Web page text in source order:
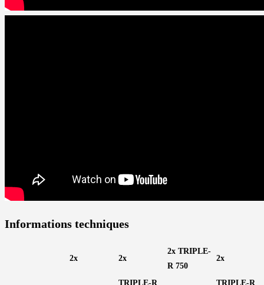
Informations techniques
2x 2x
2x TRIPLE-
R 750
2x
TRIPLE-R TRIPLE-R